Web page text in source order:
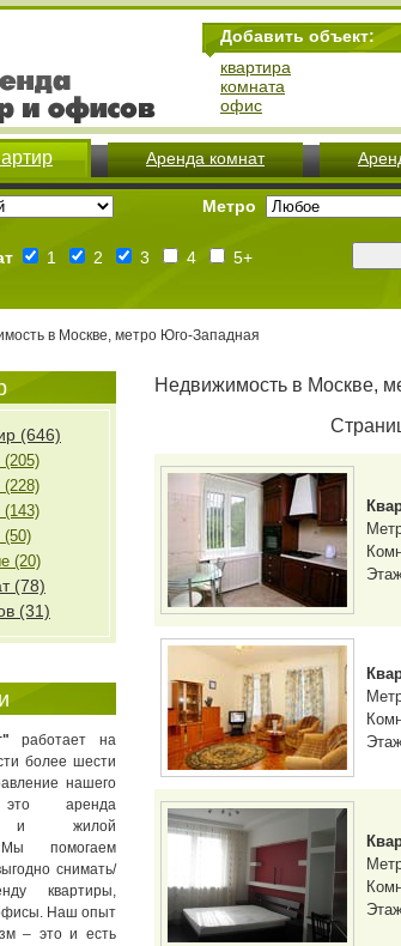
Добавить объект:
квартира
комната
офис
Аренда комнат
Метро
1 2 3 4 5+
в Москве, метро Юго-Западная
(646)
(205)
(228)
(143)
(50)
(20)
(78)
(31)
работает на
более шести
нашего
аренда
и жилой
Мы помогаем
снимать/
квартиры,
Наш опыт
– это и есть
Недвижимость в Москве,